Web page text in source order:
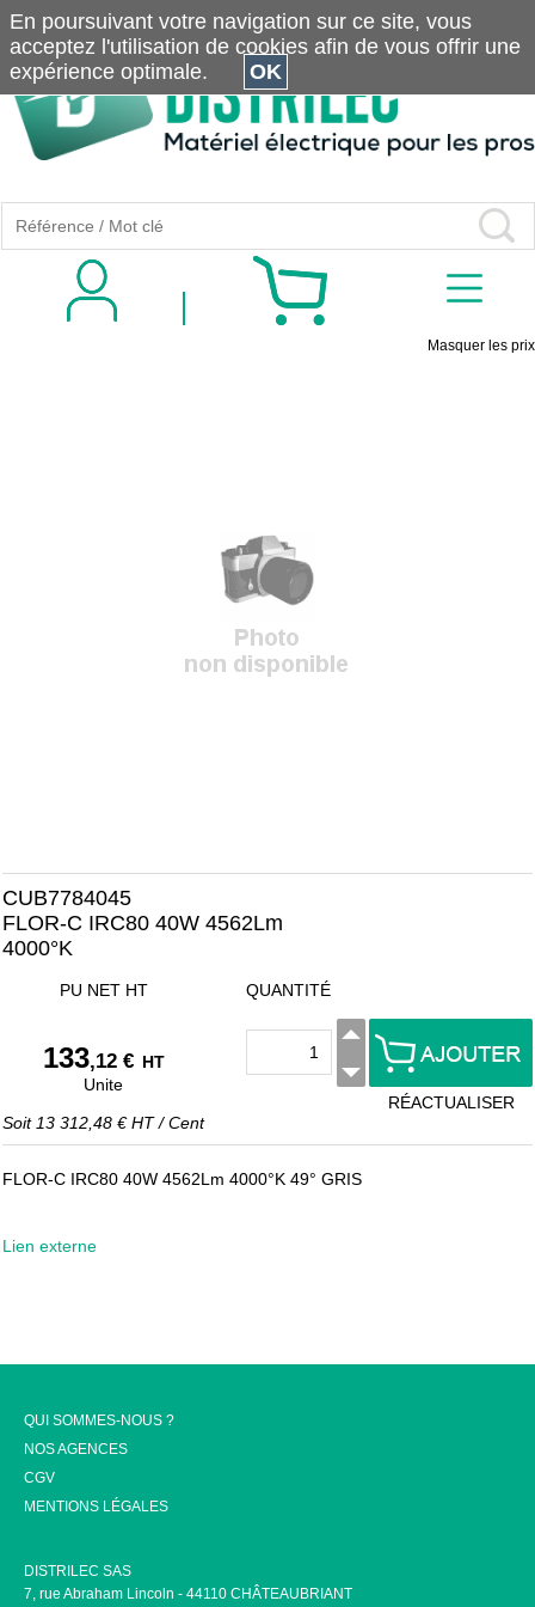
Masquer les prix
CUB7784045
FLOR-C IRC80 40W 4562Lm
4000°K
PU NET HT
133,12 € HT
Unite
Soit 13 312,48 € HT/Cent
QUANTITÉ
RÉACTUALISER
FLOR-C IRC80 40W 4562Lm 4000°K 49° GRIS
Lien externe
QUI SOMMES-NOUS ?
NOS AGENCES
CGV
MENTIONS LÉGALES
DISTRILEC SAS
7, rue Abraham Lincoln - 44110 CHÂTEAUBRIANT
En poursuivant votre navigation sur ce site, vous
acceptez l'utilisation de cookies afin de vous offrir une
expérience optimale.
OK